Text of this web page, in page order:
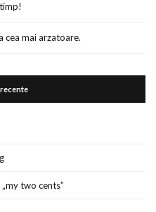
cea mai arzatoare.
two cents”